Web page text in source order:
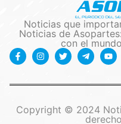
Noticias que
Noticias de
con el
Copyright © 2024